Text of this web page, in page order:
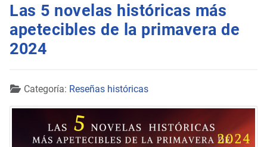
Las 5 novelas históricas más
apetecibles de la primavera de
2024
Detalles
Categoría: Reseñas históricas